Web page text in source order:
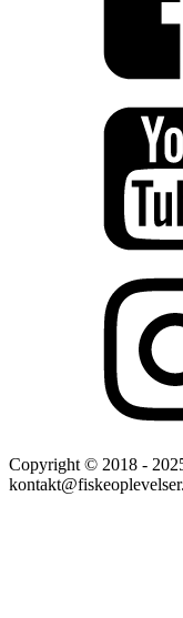
Copyright © 2018 -